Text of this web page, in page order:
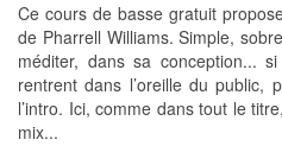
Ce cours de basse gratuit
de Pharrell Williams. Simple,
méditer, dans sa conception...
rentrent dans l’oreille du public,
l’intro. Ici, comme dans tout le
mix...